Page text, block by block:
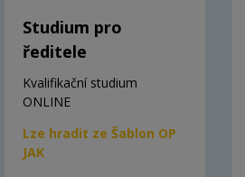
Studium pro
ředitele
Kvalifikační studium
ONLINE
Lze hradit ze Šablon OP
JAK